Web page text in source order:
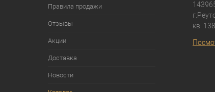
Правила продажи
Отзывы
Акции
Доставка
Новости
кв. 138⁠